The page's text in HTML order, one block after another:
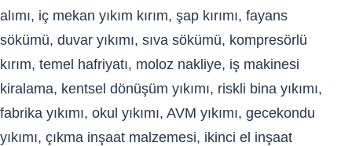
alımı, iç mekan yıkım kırım, şap kırımı, fayans
sökümü, duvar yıkımı, sıva sökümü, kompresörlü
kırım, temel hafriyatı, moloz nakliye, iş makinesi
kiralama, kentsel dönüşüm yıkımı, riskli bina yıkımı,
fabrika yıkımı, okul yıkımı, AVM yıkımı, gecekondu
yıkımı, çıkma inşaat malzemesi, ikinci el inşaat